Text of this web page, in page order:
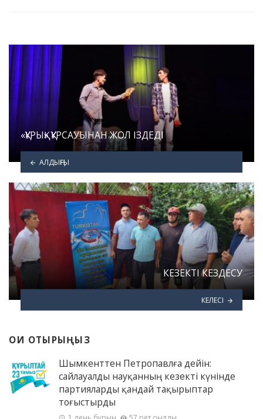
«ҚҰРЫҚ» ҚҰРСАУЫНАН ЖОЛ ІЗДЕДІ
АЛДЫҢҒЫ
КЕЗЕКТІ КЕЗДЕСУ
КЕЛЕСІ
ОҚИ ОТЫРЫҢЫЗ
Шымкенттен Петропавлға дейін:
сайлауалды науқанның кезекті күнінде
партияларды қандай тақырыптар
тоғыстырды